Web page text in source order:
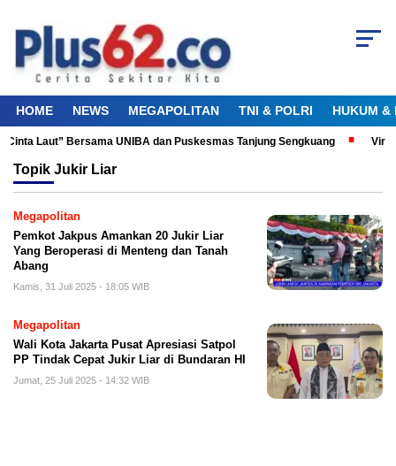
HOME NEWS MEGAPOLITAN TNI & POLRI HUKUM &
Laut” Bersama UNIBA dan Puskesmas Tanjung Sengkuang
Topik Jukir Liar
Megapolitan
Pemkot Jakpus Amankan 20 Jukir Liar
Yang Beroperasi di Menteng dan Tanah
Abang
Kamis, 31 Juli 2025 - 18:05 WIB
Megapolitan
Wali Kota Jakarta Pusat Apresiasi Satpol
PP Tindak Cepat Jukir Liar di Bundaran HI
Jumat, 25 Juli 2025 - 14:32 WIB